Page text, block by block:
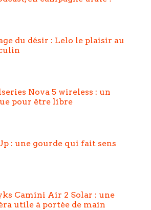
du désir : Lelo le plaisir au
Nova 5 wireless : un
pour être libre
: une gourde qui fait sens
Camini Air 2 Solar : une
utile à portée de main